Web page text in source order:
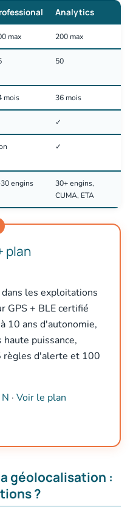
Analytics
max 200 max
50
mois 36 mois
✓
✓
engins
30+ engins,
CUMA, ETA
plan
les exploitations
GPS + BLE certifié
10 ans d'autonomie,
puissance,
règles d'alerte et 100
· Voir le plan
géolocalisation :
?